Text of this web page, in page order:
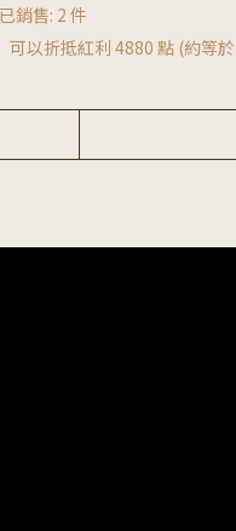
已銷售: 2 件
可以折抵紅利4880 點 (約等於